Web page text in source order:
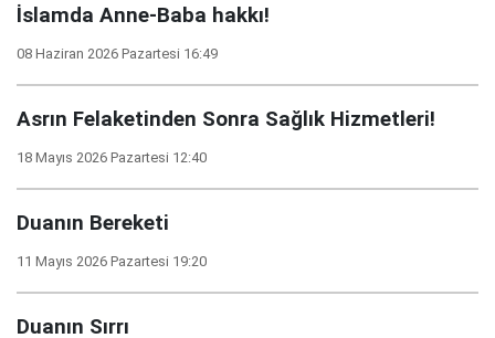
İslamda Anne-Baba hakkı!
08 Haziran 2026 Pazartesi 16:49
Asrın Felaketinden Sonra Sağlık Hizmetleri!
18 Mayıs 2026 Pazartesi 12:40
Duanın Bereketi
11 Mayıs 2026 Pazartesi 19:20
Duanın Sırrı